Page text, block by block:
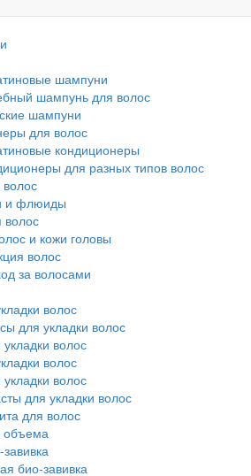
шампуни
шампунь для волос
шампуни
для волос
кондиционеры
для разных типов волос
и флюиды
волос
и кожи головы
волос
за волосами
волос
для укладки волос
волос
волос
волос
для укладки волос
для волос
объема
био-завивка